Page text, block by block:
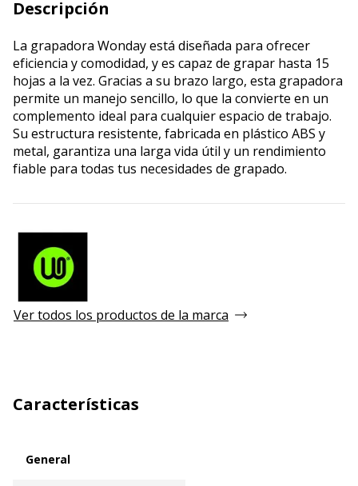
Descripción
La grapadora Wonday está diseñada para ofrecer
eficiencia y comodidad, y es capaz de grapar hasta 15
hojas a la vez. Gracias a su brazo largo, esta grapadora
permite un manejo sencillo, lo que la convierte en un
complemento ideal para cualquier espacio de trabajo.
Su estructura resistente, fabricada en plástico ABS y
metal, garantiza una larga vida útil y un rendimiento
fiable para todas tus necesidades de grapado.
Ver todos los productos de la marca
Características
General